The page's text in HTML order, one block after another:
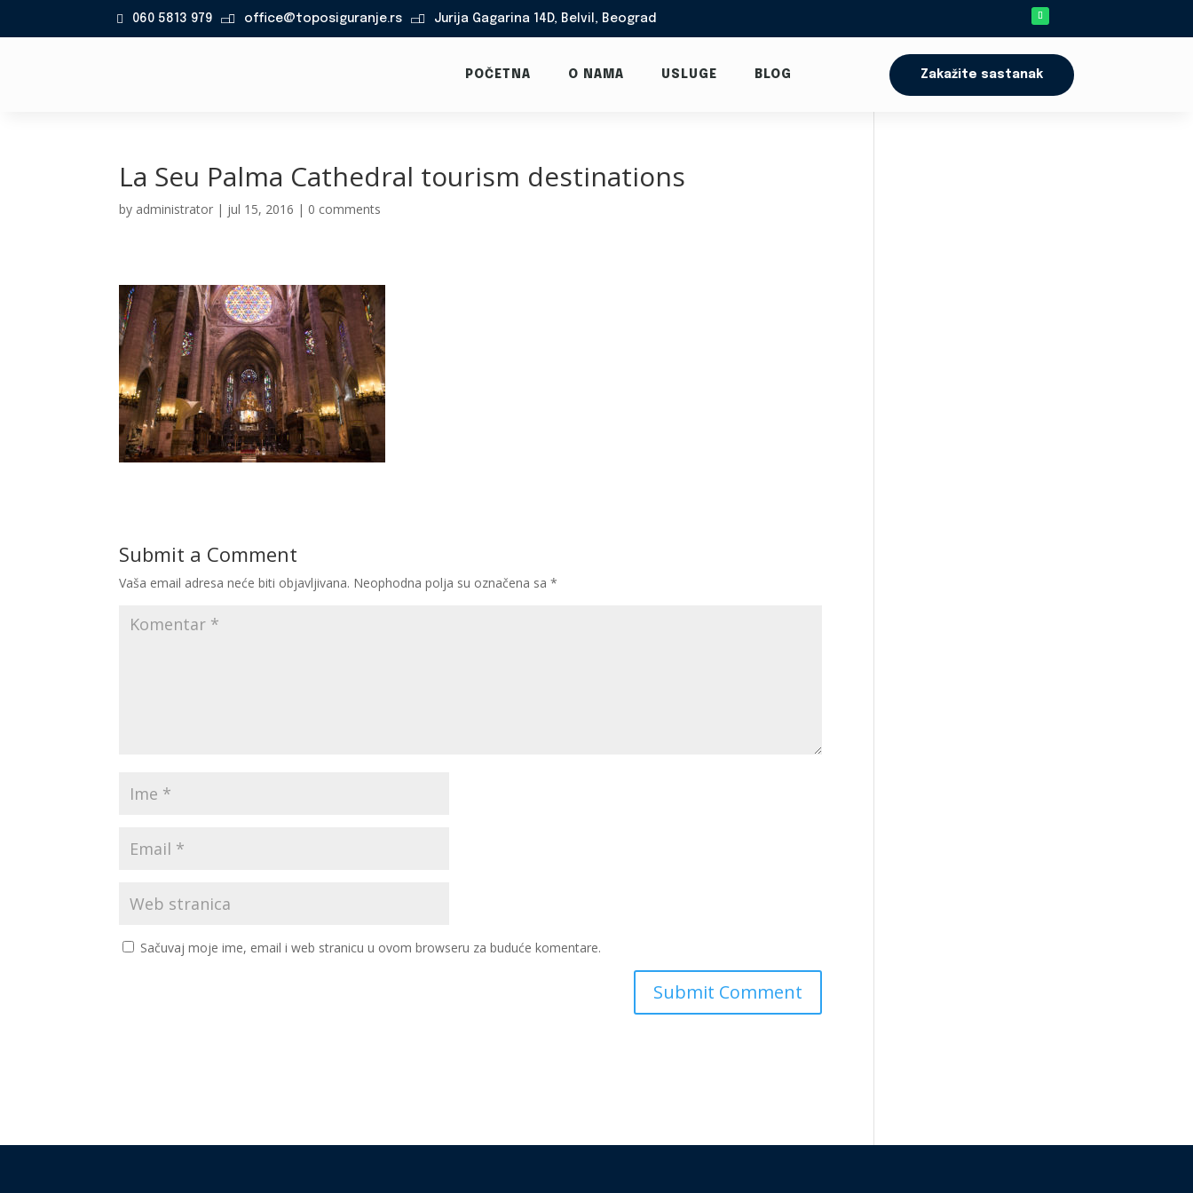
060 5813 979  office@toposiguranje.rs  Jurija Gagarina 14D, Belvil, Beograd
POČETNA O NAMA USLUGE BLOG Zakažite sastanak
La Seu Palma Cathedral tourism destinations
by administrator | jul 15, 2016 | 0 comments
Submit a Comment
Vaša email adresa neće biti objavljivana. Neophodna polja su označena sa*
Sačuvaj moje ime, email i web stranicu u ovom browseru za buduće komentare.